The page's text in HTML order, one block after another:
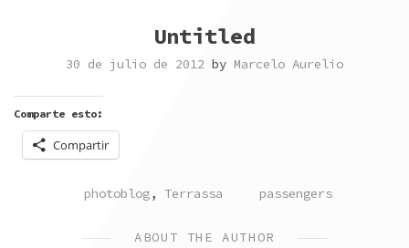
Untitled
30 de julio de 2012 by Marcelo Aurelio
Comparte esto:
Compartir
POSTED
photoblog, Terrassa TAGGED
passengers
ABOUT THE AUTHOR